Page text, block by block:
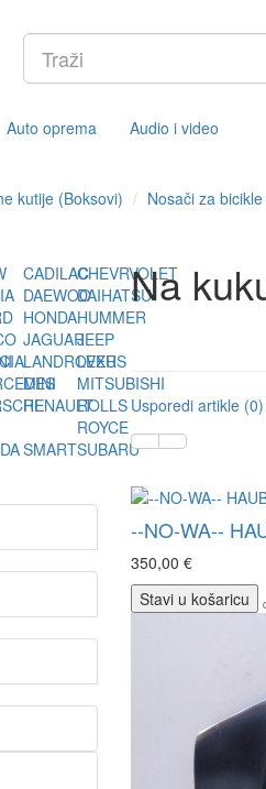
Auto oprema Audio i video
kutije (Boksovi) Nosači za bicikle
CADILACCHEVRVOLET
DAEWOODAIHATSU
HONDAHUMMER
JAGUARJEEP
LANDROVER
LEXUS
MINI
MITSUBISHI
RENAULTROLLS
ROYCE
SMARTSUBARU
Na
Usporedi artikle (0)
--NO-WA--
350,00 €
Stavi u košaricu